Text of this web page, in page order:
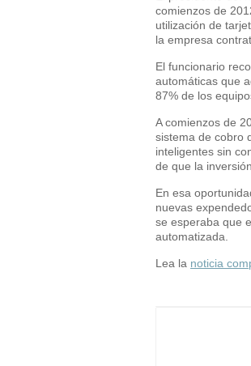
comienzos de
utilización de
la empresa
El funcionario
automáticas que
87% de los
A comienzos de
sistema de cobro
inteligentes sin
de que la
En esa
nuevas
se esperaba que
automatizada.
Lea la noticia